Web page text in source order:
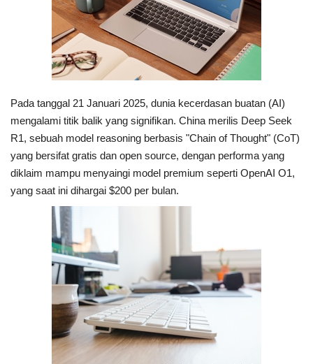
Pada tanggal 21 Januari 2025, dunia kecerdasan buatan (AI)
mengalami titik balik yang signifikan. China merilis Deep Seek
R1, sebuah model reasoning berbasis "Chain of Thought" (CoT)
yang bersifat gratis dan open source, dengan performa yang
diklaim mampu menyaingi model premium seperti OpenAI O1,
yang saat ini dihargai $200 per bulan.